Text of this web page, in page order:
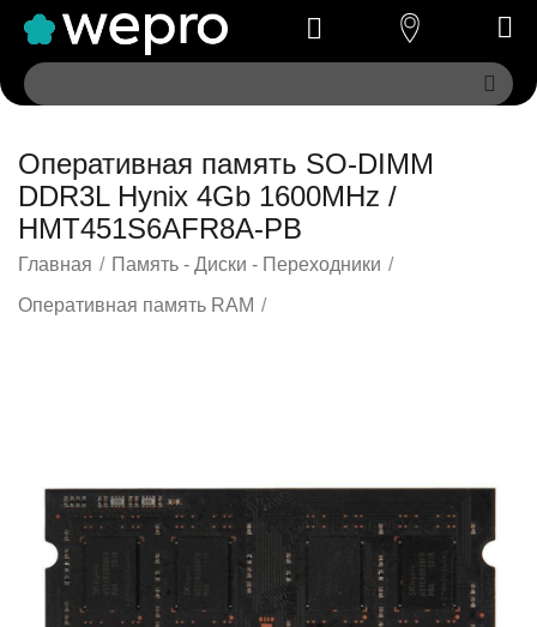
Оперативная память SO-DIMM
DDR3L Hynix 4Gb 1600MHz /
HMT451S6AFR8A-PB
Главная / Память - Диски - Переходники /
Оперативная память RAM /